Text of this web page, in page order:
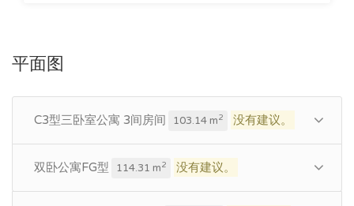
平面图
C3型三卧室公寓 3间房间 103.14 m2 没有建议。
双卧公寓FG型 114.31 m2 没有建议。